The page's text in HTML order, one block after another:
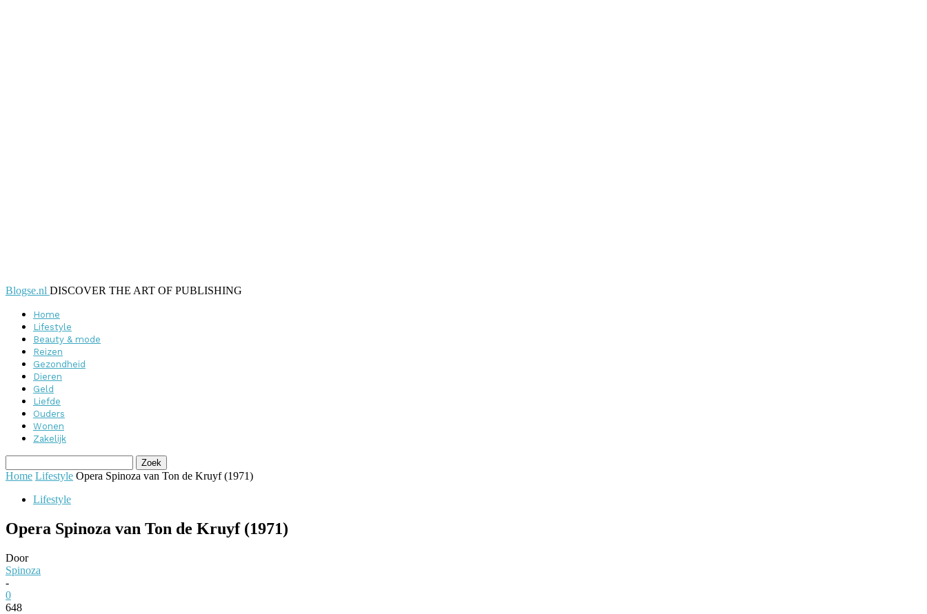
Blogse.nl DISCOVER THE ART OF PUBLISHING
Home
Lifestyle
Beauty & mode
Reizen
Gezondheid
Dieren
Geld
Liefde
Ouders
Wonen
Zakelijk
Home Lifestyle Opera Spinoza van Ton de Kruyf (1971)
Lifestyle
Opera Spinoza van Ton de Kruyf (1971)
Door
Spinoza
-
0
648